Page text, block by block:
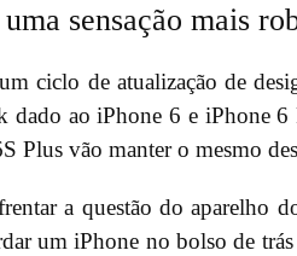
sensação mais
ciclo de atualização de
ao iPhone 6 e iPhone 6
Plus vão manter o mesmo
a questão do aparelho
um iPhone no bolso de trás